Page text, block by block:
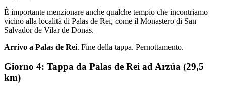
È importante menzionare anche qualche tempio che incontriamo
vicino alla località di Palas de Rei, come il Monastero di San
Salvador de Vilar de Donas.
Arrivo a Palas de Rei. Fine della tappa. Pernottamento.
Giorno 4: Tappa da Palas de Rei ad Arzúa (29,5
km)